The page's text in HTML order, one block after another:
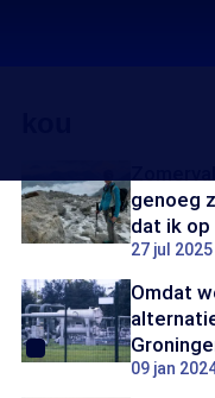
genoeg
dat ik
27 jul 2025
Omdat
09 jan